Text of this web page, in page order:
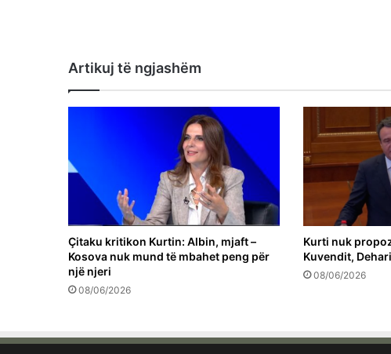
Artikuj të ngjashëm
Çitaku kritikon Kurtin: Albin, mjaft –
Kosova nuk mund të mbahet peng për
një njeri
08/06/2026
Kurti nuk
Kuvendit,
08/06/2026